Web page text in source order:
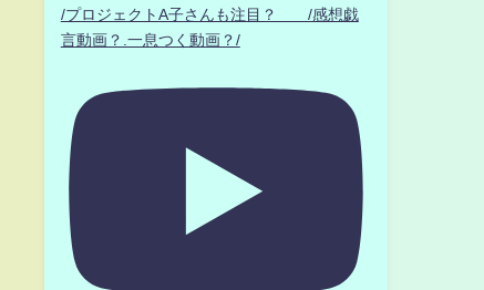
/プロジェクトA子さんも注目？ /感想戯
言動画？.一息つく動画？/